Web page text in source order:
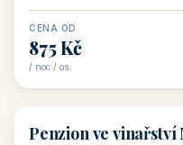
CENA OD
875 Kč
/ noc / os.
🏡 penzion
Penzion ve